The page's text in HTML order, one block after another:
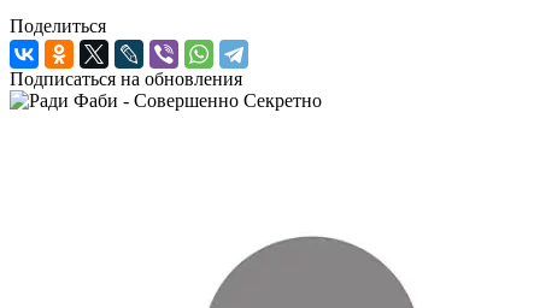
Поделиться
Подписаться на обновления